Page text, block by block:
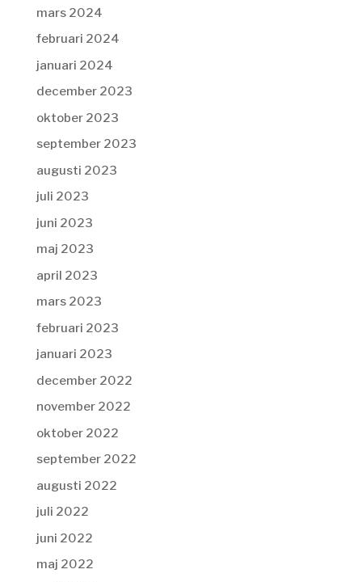
mars 2024
februari 2024
januari 2024
december 2023
oktober 2023
september 2023
augusti 2023
juli 2023
juni 2023
maj 2023
april 2023
mars 2023
februari 2023
januari 2023
december 2022
november 2022
oktober 2022
september 2022
augusti 2022
juli 2022
juni 2022
maj 2022